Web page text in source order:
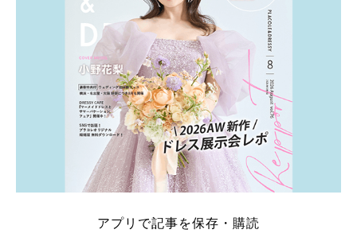
アプリで記事を保存・購読